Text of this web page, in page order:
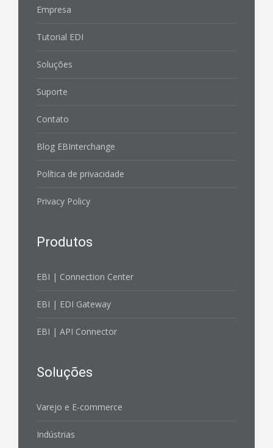
Empresa
Tutorial EDI
Soluções
Suporte
Contato
Blog EBInterchange
Política de privacidade
Privacy Policy
Produtos
EBI | Connection Center
EBI | EDI Gateway
EBI | API Connector
Soluções
Varejo e E-commerce
Indústrias